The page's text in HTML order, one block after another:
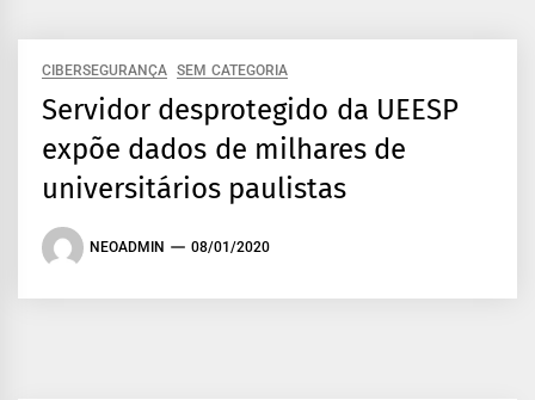
CIBERSEGURANÇA SEM CATEGORIA
Servidor desprotegido da UEESP
expõe dados de milhares de
universitários paulistas
NEOADMIN 08/01/2020